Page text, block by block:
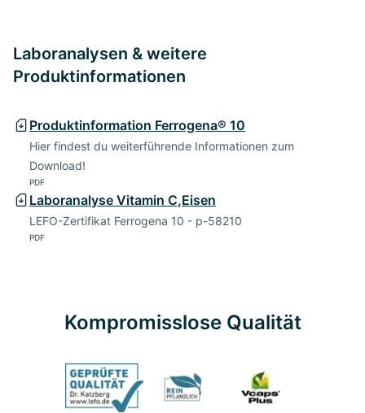
Laboranalysen & weitere
Produktinformationen
Produktinformation Ferrogena® 10
Hier findest du weiterführende Informationen zum
Download!
PDF
Laboranalyse Vitamin C,Eisen
LEFO-Zertifikat Ferrogena 10 - p-58210
PDF
Kompromisslose Qualität